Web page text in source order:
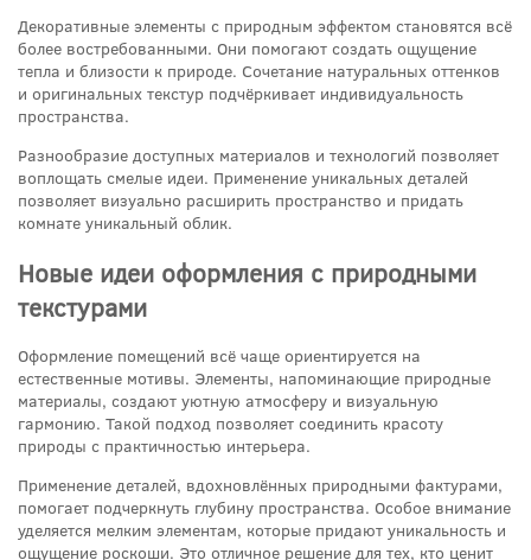
Декоративные элементы с природным эффектом становятся всё
более востребованными. Они помогают создать ощущение
тепла и близости к природе. Сочетание натуральных оттенков
и оригинальных текстур подчёркивает индивидуальность
пространства.
Разнообразие доступных материалов и технологий позволяет
воплощать смелые идеи. Применение уникальных деталей
позволяет визуально расширить пространство и придать
комнате уникальный облик.
Новые идеи оформления с природными
текстурами
Оформление помещений всё чаще ориентируется на
естественные мотивы. Элементы, напоминающие природные
материалы, создают уютную атмосферу и визуальную
гармонию. Такой подход позволяет соединить красоту
природы с практичностью интерьера.
Применение деталей, вдохновлённых природными фактурами,
помогает подчеркнуть глубину пространства. Особое внимание
уделяется мелким элементам, которые придают уникальность и
ощущение роскоши. Это отличное решение для тех, кто ценит